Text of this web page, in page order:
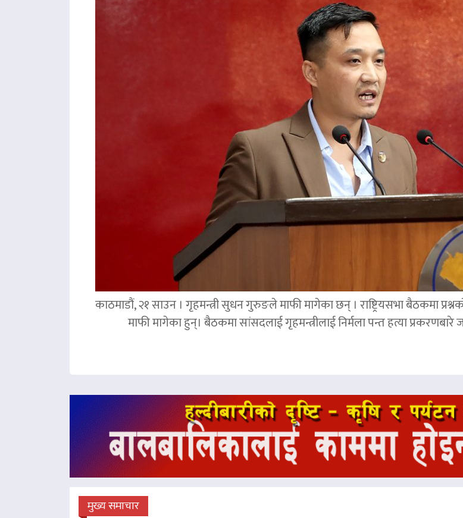
काठमाडौं, २१ साउन । गृहमन्त्री सुधन गुरुङले माफी मागेका छन् । राष्ट्रियसभा बैठकमा
माफी मागेका हुन्। बैठकमा सांसदलाई गृहमन्त्रीलाई निर्मला पन्त हत्या
मुख्य समाचार